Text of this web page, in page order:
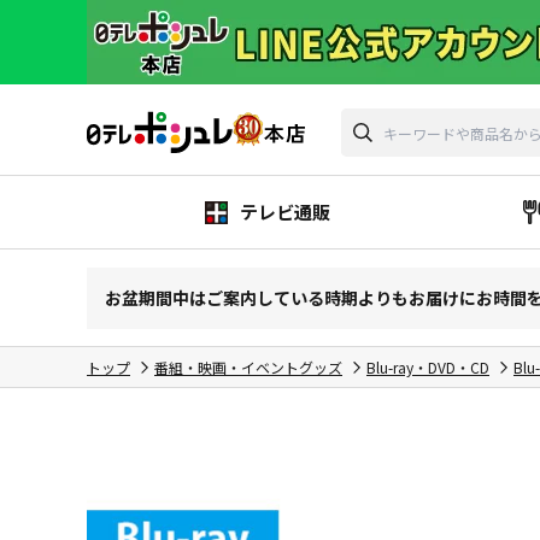
テレビ通販
お盆期間中はご案内している時期よりもお届けにお時間
トップ 番組・映画・イベントグッズ Blu-ray・DVD・CD